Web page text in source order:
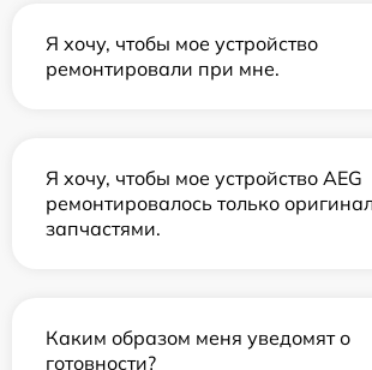
Я хочу, чтобы мое устройство
ремонтировали при мне.
Я хочу, чтобы мое устройство AEG
ремонтировалось только
запчастями.
Каким образом меня уведомят о
готовности?